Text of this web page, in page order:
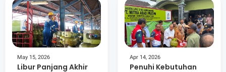
May 15, 2026
Libur Panjang Akhir
Apr 14, 2026
Penuhi Kebutuhan